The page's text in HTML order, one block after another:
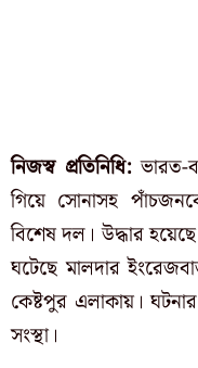
নিজস্ব প্রতিনিধি:ভারত-
গিয়ে সোনাসহ
বিশেষ দল। উদ্ধার
ঘটেছে মালদার
কেষ্টপুর এলাকায়।
সংস্থা।